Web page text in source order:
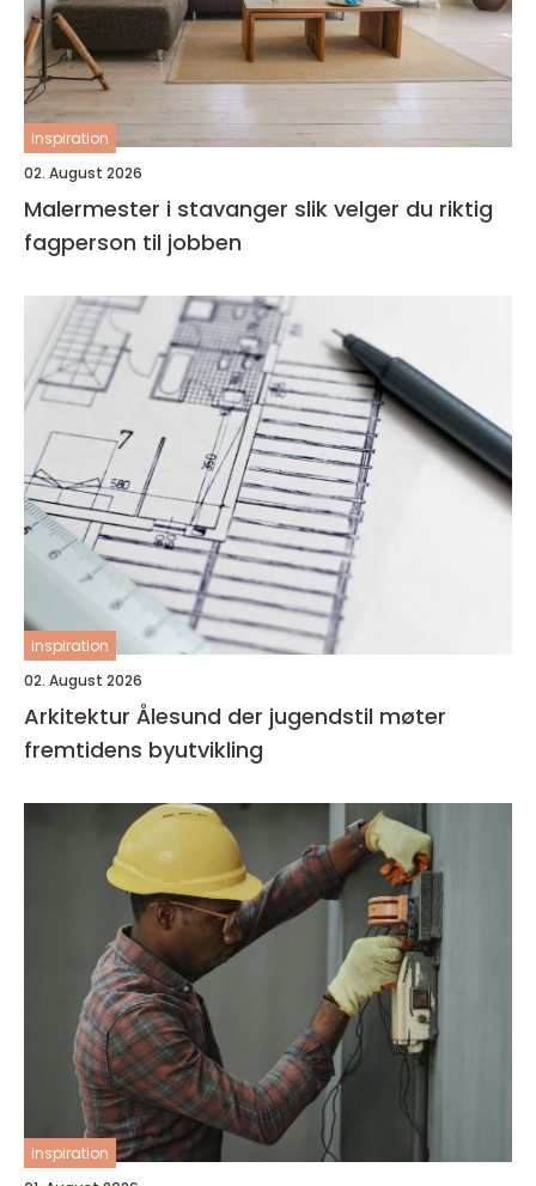
inspiration
02. August 2026
Malermester i stavanger slik velger du riktig
fagperson til jobben
inspiration
02. August 2026
Arkitektur Ålesund der jugendstil møter
fremtidens byutvikling
inspiration